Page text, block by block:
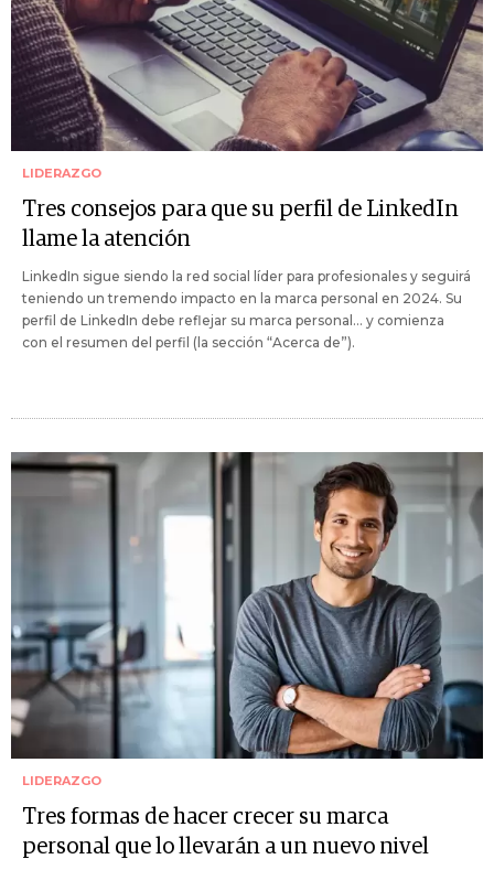
LIDERAZGO
Tres consejos para que su perfil de LinkedIn
llame la atención
LinkedIn sigue siendo la red social líder para profesionales y seguirá
teniendo un tremendo impacto en la marca personal en 2024. Su
perfil de LinkedIn debe reflejar su marca personal... y comienza
con el resumen del perfil (la sección “Acerca de”).
LIDERAZGO
Tres formas de hacer crecer su marca
personal que lo llevarán a un nuevo nivel